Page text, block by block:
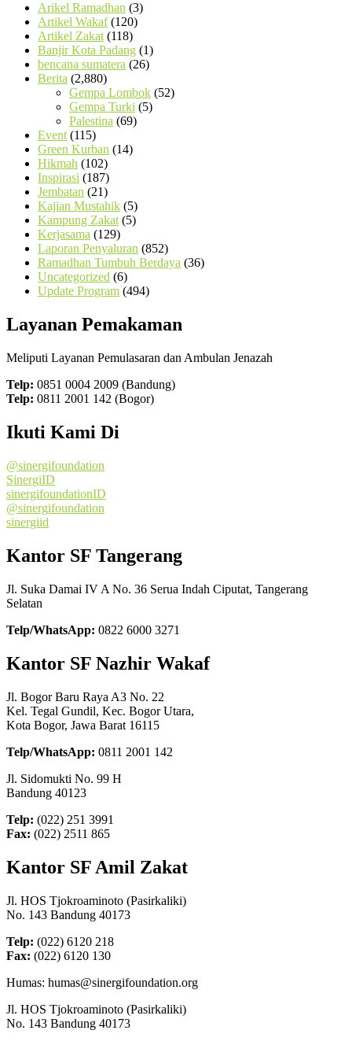
Arikel Ramadhan (3)
Artikel Wakaf(120)
Artikel Zakat(118)
Banjir Kota Padang (1)
bencana sumatera (26)
Berita (2,880)
Gempa Lombok (52)
Gempa Turki (5)
Palestina (69)
Event(115)
Green Kurban (14)
Hikmah (102)
Inspirasi (187)
Jembatan (21)
Kajian Mustahik (5)
Kampung Zakat(5)
Kerjasama (129)
Laporan Penyaluran (852)
Ramadhan Tumbuh Berdaya (36)
Uncategorized (6)
Update Program (494)
Layanan Pemakaman
Meliputi Layanan Pemulasaran dan Ambulan Jenazah
Telp: 0851 0004 2009 (Bandung)
Telp: 0811 2001 142 (Bogor)
Ikuti Kami Di
@sinergifoundation
SinergiID
sinergifoundationID
@sinergifoundation
sinergiid
Kantor SF Tangerang
Jl. Suka Damai IV A No. 36 Serua Indah Ciputat, Tangerang
Selatan
Telp/WhatsApp: 0822 6000 3271
Kantor SF Nazhir Wakaf
Jl. Bogor Baru Raya A3 No. 22
Kel. Tegal Gundil, Kec. Bogor Utara,
Kota Bogor, Jawa Barat 16115
Telp/WhatsApp: 0811 2001 142
Jl. Sidomukti No. 99 H
Bandung 40123
Telp: (022) 251 3991
Fax: (022) 2511 865
Kantor SF Amil Zakat
Jl. HOS Tjokroaminoto (Pasirkaliki)
No. 143 Bandung 40173
Telp: (022) 6120 218
Fax: (022) 6120 130
Humas: humas@sinergifoundation.org
Jl. HOS Tjokroaminoto (Pasirkaliki)
No. 143 Bandung 40173